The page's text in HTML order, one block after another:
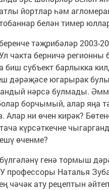
йортлар һәм
белән тимер
тәҗрибәләр 2003-
чакта берничә регионны
биш субъект барлыкка
дәрәҗәсе югарырак
андый нәрсә булмады.
борчымый, алар яңа
Алар ни өчен кирәк?
күрсәткечне
өченме?
генә тормыш
Наталья
чәчәк ату рецептын